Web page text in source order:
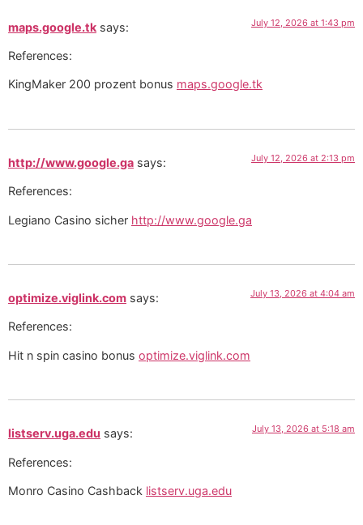
maps.google.tk says: July 12, 2026 at 1:43 pm
References:
KingMaker 200 prozent bonus maps.google.tk
http://www.google.ga says: July 12, 2026 at 2:13 pm
References:
Legiano Casino sicher http://www.google.ga
optimize.viglink.com says: July 13, 2026 at 4:04 am
References:
Hit n spin casino bonus optimize.viglink.com
listserv.uga.edu says: July 13, 2026 at 5:18 am
References:
Monro Casino Cashback listserv.uga.edu